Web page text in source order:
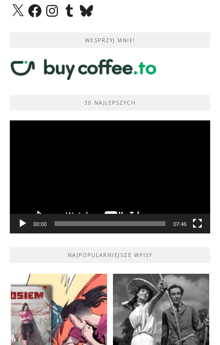
X FacebookInstagramTumblrBluesky
WESPRZYJ MNIE!
30 NAJLEPSZYCH
00:00 07:46
NAJPOPULARNIEJSZE WPISY